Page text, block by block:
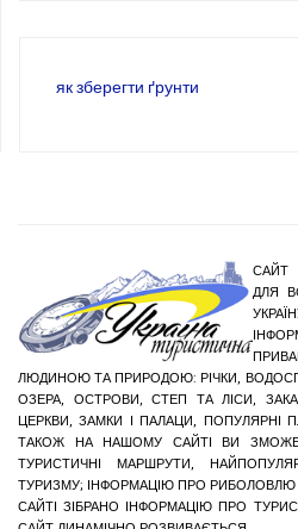
як зберегти ґрунти
САЙТ
ДЛЯ
ЛЮДИНОЮ ТА ПРИРОДОЮ: РІЧКИ,
ОЗЕРА, ОСТРОВИ, СТЕП ТА ЛІСИ,
ЦЕРКВИ, ЗАМКИ І ПАЛАЦИ, ПОПУЛЯРНІ
ТАКОЖ НА НАШОМУ САЙТІ ВИ
ТУРИСТИЧНІ МАРШРУТИ,
ТУРИЗМУ; ІНФОРМАЦІЮ ПРО
САЙТІ ЗІБРАНО ІНФОРМАЦІЮ ПРО